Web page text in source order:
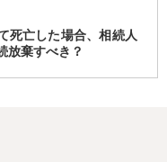
死亡した場合、相続人
放棄すべき？